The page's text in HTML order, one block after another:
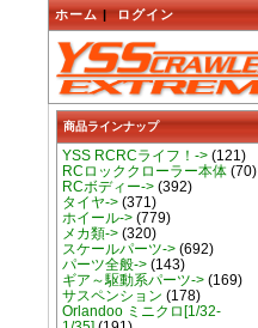
ホーム | ログイン
商品ラインナップ
YSS RCRCライフ！->(121)
RCロッククローラー本体(70)
RCボディー->(392)
タイヤ->(371)
ホイール->(779)
メカ類->(320)
スケールパーツ->(692)
パーツ全般->(143)
ギア～駆動系パーツ->(169)
サスペンション (178)
Orlandoo ミニクロ[1/32-